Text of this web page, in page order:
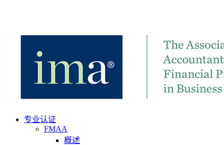
专业认证
FMAA
概述